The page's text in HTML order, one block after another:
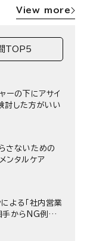
View more
TOP5
ーの下にアサイ
討した方がいい
さないための
タルケア
よる「社内営業
手からNG例ま